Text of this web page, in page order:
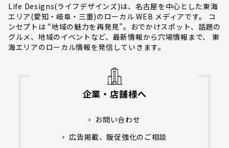
Life Designs(ライフデザインズ)は、名古屋を中心とした東海
エリア(愛知・岐阜・三重)のローカル WEB メディアです。 コ
ンセプトは “地域の魅力を再発見”。おでかけスポット、話題の
グルメ、地域のイベントなど、最新情報から穴場情報まで、 東
海エリアのローカル情報を発信していきます。
企業・店舗様へ
お問い合わせ
広告掲載、販促強化のご相談